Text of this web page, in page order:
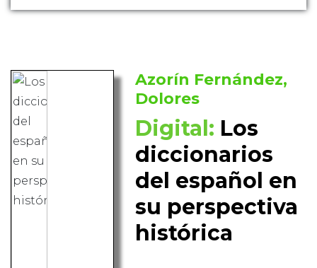
Azorín Fernández,
Dolores
Digital: Los
diccionarios
del español en
su perspectiva
histórica